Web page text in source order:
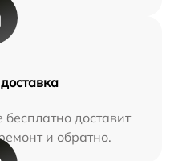
доставит
и обратно.